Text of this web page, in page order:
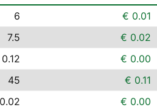
6 € 0.01
7.5 € 0.02
0.12 € 0.00
45 € 0.11
0.02 € 0.00